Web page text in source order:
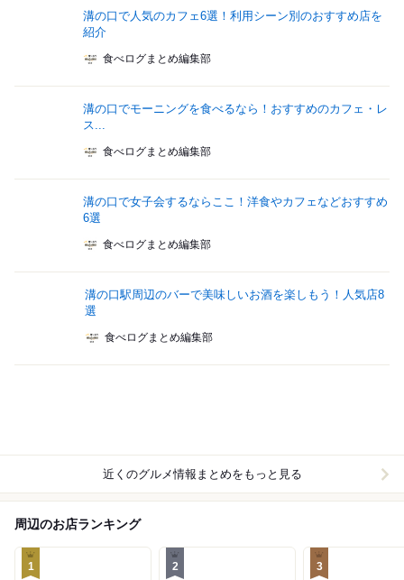
溝の口で人気のカフェ6選！利用シーン別のおすすめ店を
紹介
食べログまとめ編集部
溝の口でモーニングを食べるなら！おすすめのカフェ・レ
ス...
食べログまとめ編集部
溝の口で女子会するならここ！洋食やカフェなどおすすめ
6選
食べログまとめ編集部
溝の口駅周辺のバーで美味しいお酒を楽しもう！人気店8
選
食べログまとめ編集部
近くのグルメ情報まとめをもっと見る
周辺のお店ランキング
1 2 3